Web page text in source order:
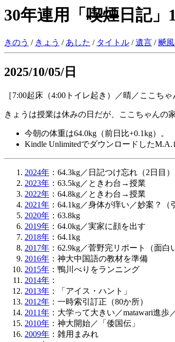
30年連用「 喫煙 日記」
きのう / きょう / あした / タイトル /遺言 / 飇
2025/10/05/日
［7:00起床（4:00トイレ起き）／晴／ここちゃ
きょうは授業は休みの日だが、ここちゃんの
今朝の体重は64.0kg（前日比+0.1kg）。
Kindle UnlimitedでダウンロードしたM.A.
2024年 ：64.3kg／日記つけ忘れ（2日目）
2023年 ：63.5kg／ときわ台→授業
2022年 ：64.8kg／ときわ台→授業
2021年 ：64.1kg／身体が痒い／妙案？（
2020年 ：63.8kg
2019年 ：64.0kg／実家に顔を出す
2018年 ：64.1kg
2017年 ：62.9kg／菅野完リポート（面
2016年 ：神大中国語の教材を準備
2015年 ：鴨川べりをランニング
2014年 ：
2013年 ：「アイス・ハント」
2012年 ：一時索引訂正（80か所）
2011年 ：大学って大きい／matawari進
2010年 ：神大開始／「倭国伝」
2009年 ：雑用まみれ